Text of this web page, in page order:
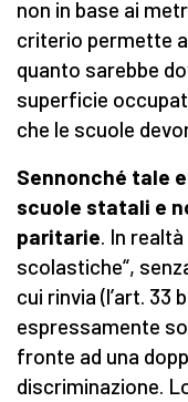
non in base ai
criterio permette
quanto sarebbe
superficie
che le scuole
Sennonché tale
scuole statali e
paritarie. In
scolastiche“,
cui rinvia (l’art. 33
espressamente
fronte ad una
discriminazione.